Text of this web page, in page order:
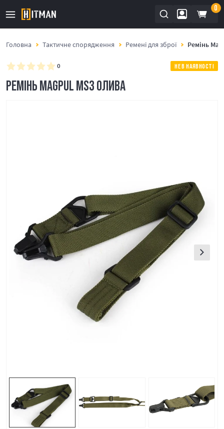
0
Головна Тактичне спорядження Ремені для зброї Ремінь
0 НЕ В НАЯВНОСТІ
РЕМІНЬ MAGPUL MS3 ОЛИВА